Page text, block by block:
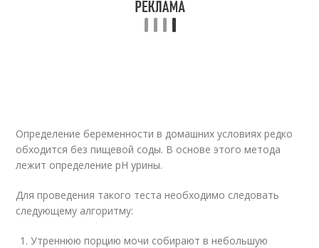
Определение беременности в домашних условиях редко
обходится без пищевой соды. В основе этого метода
лежит определение рН урины.
Для проведения такого теста необходимо следовать
следующему алгоритму:
Утреннюю порцию мочи собирают в небольшую